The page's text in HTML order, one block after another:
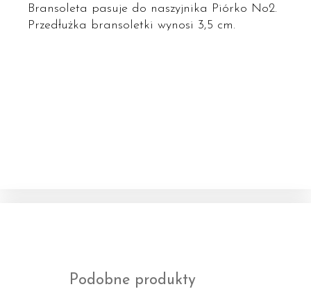
Bransoleta pasuje do naszyjnika Piórko No2.
Przedłużka bransoletki wynosi 3,5 cm.
Podobne produkty